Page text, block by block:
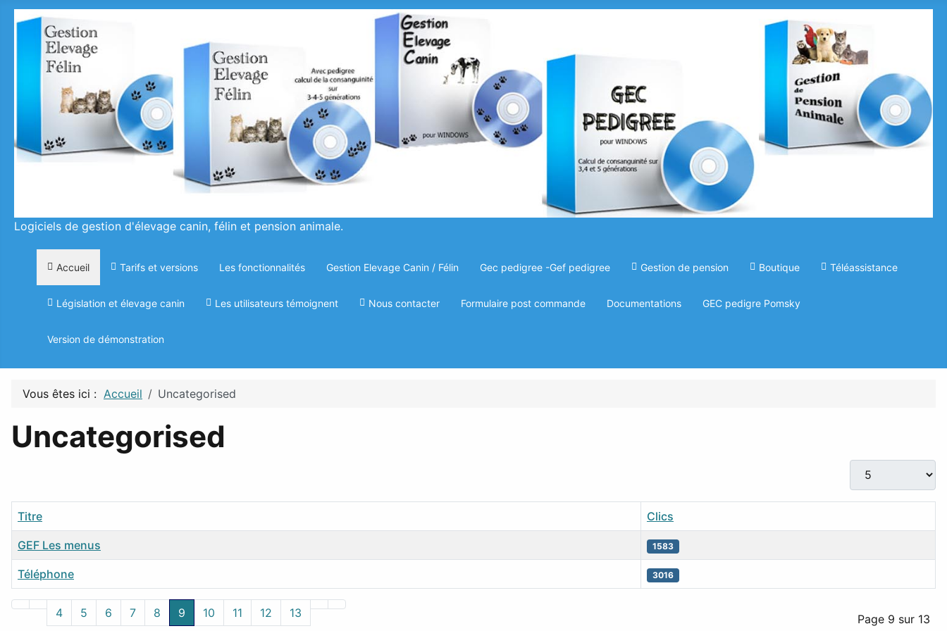
Logiciels de gestion d'élevage canin, félin et pension animale.
Accueil Tarifs et versions Les fonctionnalités Gestion Elevage Canin / Félin Gec pedigree -Gef pedigree Gestion de pension Boutique Téléassistance
Législation et élevage canin Les utilisateurs témoignent Nous contacter Formulaire post commande Documentations GEC pedigre Pomsky
Version de démonstration
Vous êtes ici : Accueil Uncategorised
Uncategorised
Afficher #
Articles
Titre Clics
GEF Les menus 1583
Téléphone 3016
Page 9 sur 13
4 5 6 7 8 9 10 11 12 13